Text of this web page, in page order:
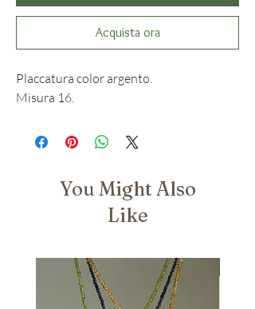
Acquista ora
Placcatura color argento.
Misura 16.
You Might Also
Like